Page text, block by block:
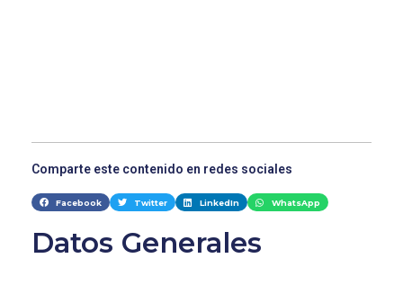
Comparte este contenido en redes sociales
Facebook Twitter LinkedIn WhatsApp
Datos Generales